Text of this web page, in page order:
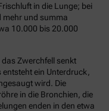
in die Lunge; bei
mehr und summa
10.000 bis 20.000
Zwerchfell senkt
ein Unterdruck,
wird. Die
in die Bronchien, die
enden in den etwa